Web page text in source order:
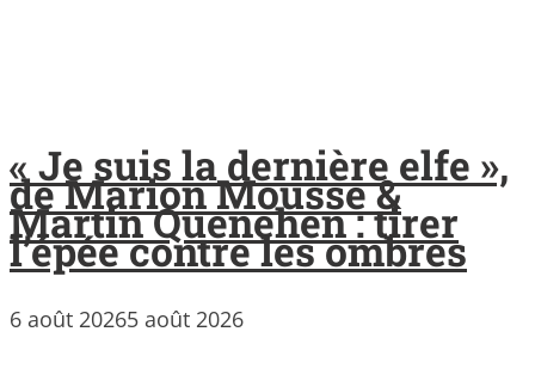
« Je suis la dernière elfe »,
de Marion Mousse &
Martin Quenehen : tirer
l’épée contre les ombres
6 août 20265 août 2026